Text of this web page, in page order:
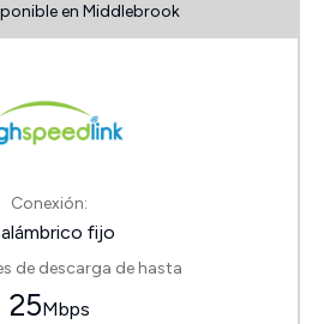
en Middlebrook
Conexión:
fijo
de descarga de hasta
25Mbps